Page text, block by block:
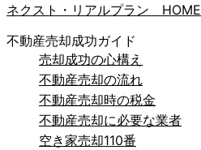
ネクスト・リアルプラン HOME
不動産売却成功ガイド
売却成功の心構え
不動産売却の流れ
不動産売却時の税金
不動産売却に必要な業者
空き家売却110番